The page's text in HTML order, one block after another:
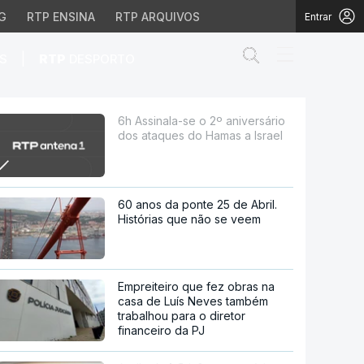
RTP ENSINA RTP ARQUIVOS Entrar
do Hamas a Israel
6h Assinala-se o 2º aniversário
dos ataques do Hamas a Israel
60 anos da ponte 25 de Abril.
Histórias que não se veem
Empreiteiro que fez obras na
casa de Luís Neves também
trabalhou para o diretor
financeiro da PJ